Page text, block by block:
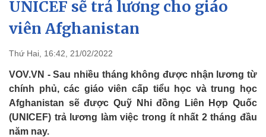
Chính trị
Đảng
Tổ chức nhân sự
Nhận diện sự thật
Xã hội
Việc làm
Biển đảo
UNICEF sẽ trả lương cho giáo
viên Afghanistan
Thứ Hai, 16:42, 21/02/2022
VOV.VN - Sau nhiều tháng không được nhận lương từ
chính phủ, các giáo viên cấp tiểu học và trung học
Afghanistan sẽ được Quỹ Nhi đồng Liên Hợp Quốc
(UNICEF) trả lương làm việc trong ít nhất 2 tháng đầu
năm nay.